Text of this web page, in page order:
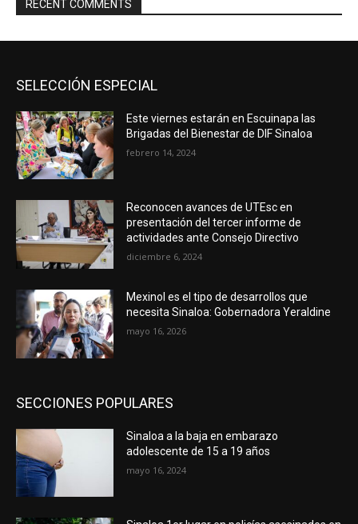
RECENT COMMENTS
SELECCIÓN ESPECIAL
Este viernes estarán en Escuinapa las
Brigadas del Bienestar de DIF Sinaloa
febrero 14, 2024
Reconocen avances de UTEsc en
presentación del tercer informe de
actividades ante Consejo Directivo
diciembre 6, 2024
Mexinol es el tipo de desarrollos que
necesita Sinaloa: Gobernadora Yeraldine
mayo 16, 2026
SECCIONES POPULARES
Sinaloa a la baja en embarazo
adolescente de 15 a 19 años
mayo 16, 2024